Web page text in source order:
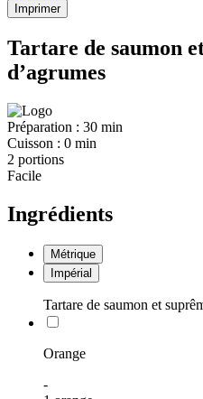
Imprimer
Tartare de saumon
d’agrumes
Préparation : 30 min
Cuisson : 0 min
2 portions
Facile
Ingrédients
Métrique
Impérial
Tartare de saumon et
Orange
-